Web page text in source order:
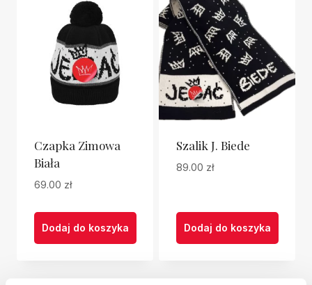
wiele
wariantów.
Opcje
można
wybrać
stronie
produktu
Czapka Zimowa
Biała
69.00 zł
Dodaj do koszyka
Szalik J. Biede
89.00 zł
Dodaj do koszyka